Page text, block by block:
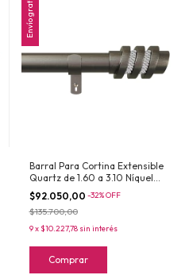
Envío gratis
Barral Para Cortina Extensible
Quartz de 1.60 a 3.10 Níquel
Satinado
$92.050,00 -32%OFF
$135.700,00
9x$10.227,78 sin interés
Comprar